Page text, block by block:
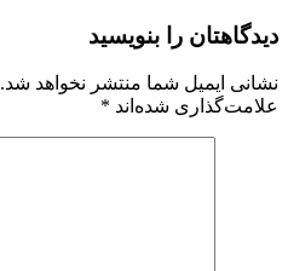
دیدگاهتان را بنویسید
نشانی ایمیل شما منتشر نخواهد شد.
علامت‌گذاری شده‌اند *